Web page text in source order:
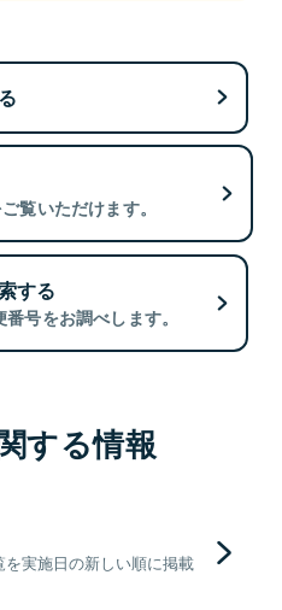
覧いただけます。
する
号をお調べします。
する情報
実施日の新しい順に掲載